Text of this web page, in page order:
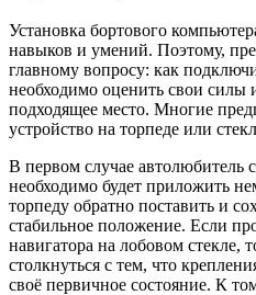
Установка бортового
навыков и умений. Поэтому,
главному вопросу: как
необходимо оценить свои силы
подходящее место. Многие
устройство на торпеде или
В первом случае автолюбитель
необходимо будет приложить
торпеду обратно поставить и
стабильное положение. Если
навигатора на лобовом стекле,
столкнуться с тем, что
своё первичное состояние. К